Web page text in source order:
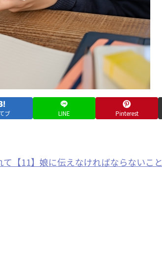
ブ LINE Pinterest
【11】娘に伝えなければならないこと